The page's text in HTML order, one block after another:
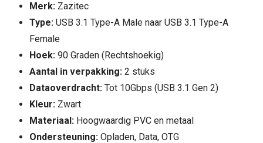
Merk: Zazitec
Type: USB 3.1 Type-A Male naar USB 3.1 Type-A
Female
Hoek: 90 Graden (Rechtshoekig)
Aantal in verpakking: 2 stuks
Dataoverdracht: Tot 10Gbps (USB 3.1 Gen 2)
Kleur: Zwart
Materiaal: Hoogwaardig PVC en metaal
Ondersteuning: Opladen, Data, OTG